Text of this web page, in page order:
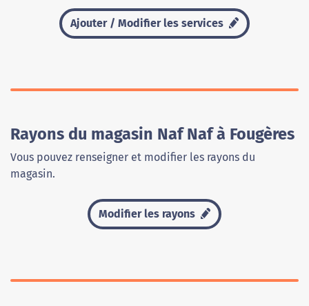
Ajouter / Modifier les services
Rayons du magasin Naf Naf à Fougères
Vous pouvez renseigner et modifier les rayons du
magasin.
Modifier les rayons